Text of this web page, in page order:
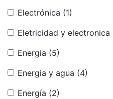
Electrónica (1)
Eletricidad y electronica
Energia (5)
Energia y agua (4)
Energía (2)